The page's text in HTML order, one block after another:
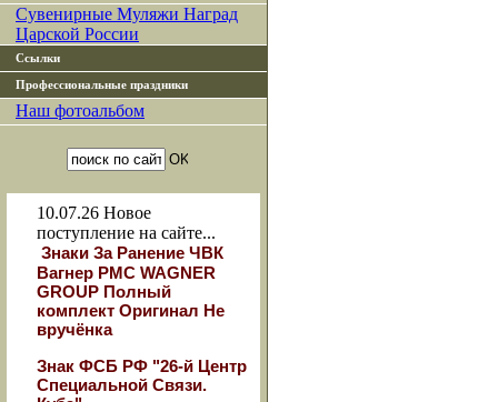
Сувенирные Муляжи Наград
Царской России
Ссылки
Профессиональные праздники
Наш фотоальбом
10.07.26 Новое
поступление на сайте...
Знаки За Ранение ЧВК
Вагнер РМС WAGNER
GROUP Полный
комплект Оригинал Не
вручёнка
Знак ФСБ РФ "26-й Центр
Специальной Связи.